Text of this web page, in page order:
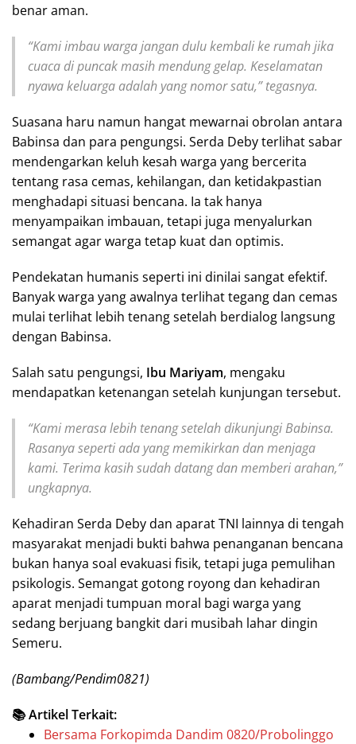
benar aman.
“Kami imbau warga jangan dulu kembali ke rumah jika
cuaca di puncak masih mendung gelap. Keselamatan
nyawa keluarga adalah yang nomor satu,” tegasnya.
Suasana haru namun hangat mewarnai obrolan antara
Babinsa dan para pengungsi. Serda Deby terlihat sabar
mendengarkan keluh kesah warga yang bercerita
tentang rasa cemas, kehilangan, dan ketidakpastian
menghadapi situasi bencana. Ia tak hanya
menyampaikan imbauan, tetapi juga menyalurkan
semangat agar warga tetap kuat dan optimis.
Pendekatan humanis seperti ini dinilai sangat efektif.
Banyak warga yang awalnya terlihat tegang dan cemas
mulai terlihat lebih tenang setelah berdialog langsung
dengan Babinsa.
Salah satu pengungsi, Ibu Mariyam, mengaku
mendapatkan ketenangan setelah kunjungan tersebut.
“Kami merasa lebih tenang setelah dikunjungi Babinsa.
Rasanya seperti ada yang memikirkan dan menjaga
kami. Terima kasih sudah datang dan memberi arahan,”
ungkapnya.
Kehadiran Serda Deby dan aparat TNI lainnya di tengah
masyarakat menjadi bukti bahwa penanganan bencana
bukan hanya soal evakuasi fisik, tetapi juga pemulihan
psikologis. Semangat gotong royong dan kehadiran
aparat menjadi tumpuan moral bagi warga yang
sedang berjuang bangkit dari musibah lahar dingin
Semeru.
(Bambang/Pendim0821)
📚 Artikel Terkait:
Bersama Forkopimda Dandim 0820/Probolinggo